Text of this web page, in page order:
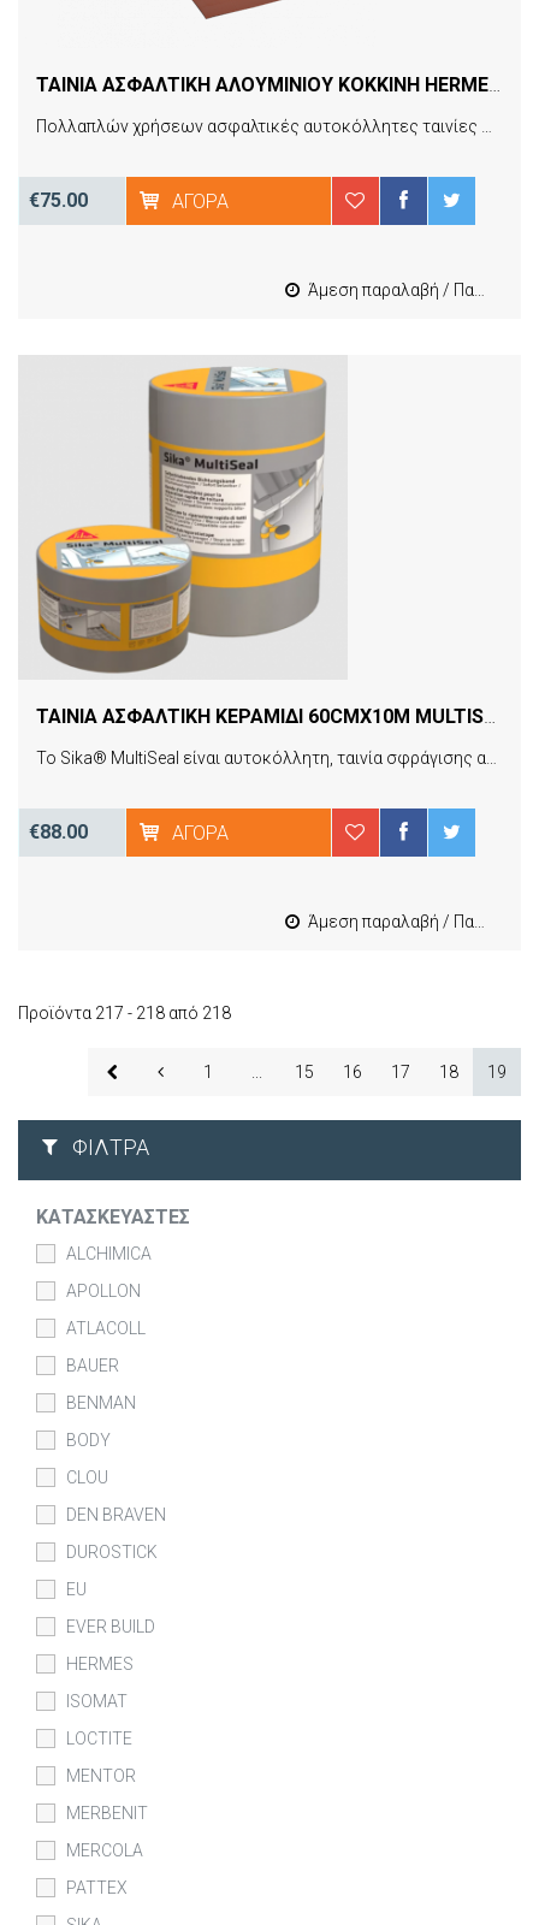
€75.00 ΑΓΟΡΆ
Άμεση παραλαβή / Παράδοση 1-3 εργασιμες
€88.00 ΑΓΟΡΆ
Άμεση παραλαβή / Παράδοση 1-3 εργασιμες
Προϊόντα 217 - 218 από 218
1 15 16 17 18 19
ΦΊΛΤΡΑ
ΚΑΤΑΣΚΕΥΑΣΤΈΣ
ALCHIMICA
APOLLON
ATLACOLL
BAUER
BENMAN
BODY
CLOU
DEN BRAVEN
DUROSTICK
EU
EVER BUILD
HERMES
ISOMAT
LOCTITE
MENTOR
MERBENIT
MERCOLA
PATTEX